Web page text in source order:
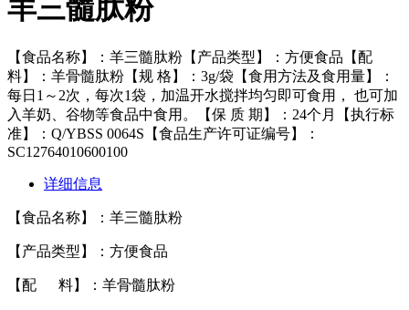
羊三髓肽粉
【食品名称】：羊三髓肽粉【产品类型】：方便食品【配
料】：羊骨髓肽粉【规 格】：3g/袋【食用方法及食用量】：
每日1～2次，每次1袋，加温开水搅拌均匀即可食用， 也可加
入羊奶、谷物等食品中食用。【保 质 期】：24个月【执行标
准】：Q/YBSS 0064S【食品生产许可证编号】：
SC12764010600100
详细信息
【食品名称】：羊三髓肽粉
【产品类型】：方便食品
【配 料】：羊骨髓肽粉